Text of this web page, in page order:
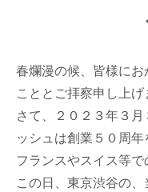
春爛漫の候、皆様に
こととご拝察申し上げ
さて、２０２３年３
ッシュは創業５０周年
フランスやスイス等
この日、東京渋谷の